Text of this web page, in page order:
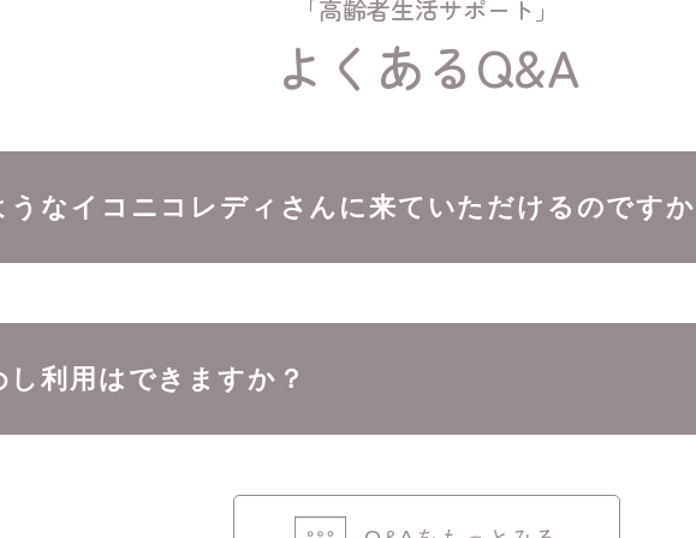
「高齢者生活サポート」
よくあるQ&A
うなイコニコレディさんに来ていただけるのです
し利用はできますか？